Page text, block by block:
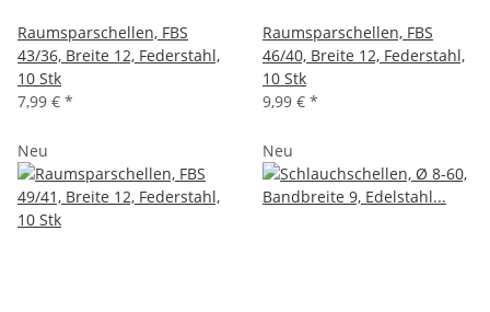
Raumsparschellen, FBS
43/36, Breite 12, Federstahl,
10 Stk
7,99 € *
Raumsparschellen, FBS
46/40, Breite 12, Federstahl,
10 Stk
9,99 € *
Neu Neu